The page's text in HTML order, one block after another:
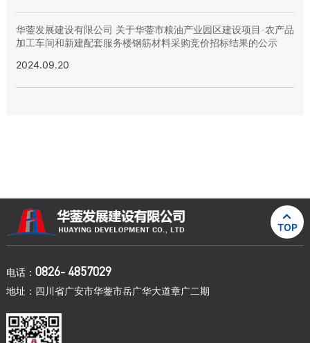
华蓥发展建设有限公司 关于华蓥市粮油产业园区建设项目-农产品
加工车间和新建配套服务楼钢筋材料采购竞价招标结果的公示
2024.09.20

TOP
电话： 0826- 4857029
地址：四川省广安市华蓥市岳广华大道章广二期